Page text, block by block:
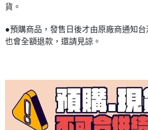
貨。
●預購商品，發售日後才由原廠商通知
也會全額退款，還請見諒。